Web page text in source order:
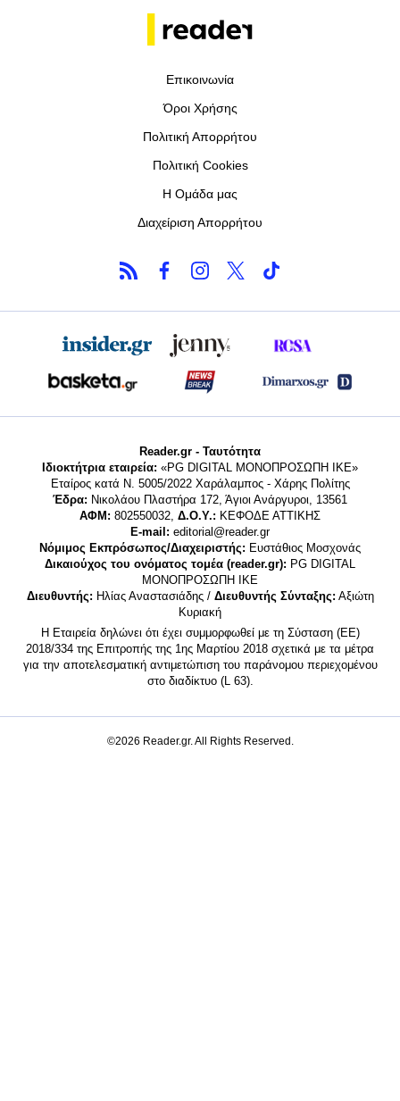
Επικοινωνία
Όροι Χρήσης
Πολιτική Απορρήτου
Πολιτική Cookies
Η Ομάδα μας
Διαχείριση Απορρήτου
Reader.gr - Ταυτότητα
Ιδιοκτήτρια εταιρεία: «PG DIGITAL MONΟΠΡΟΣΩΠΗ ΙΚΕ»
Εταίρος κατά Ν. 5005/2022 Χαράλαμπος - Χάρης Πολίτης
Έδρα: Νικολάου Πλαστήρα 172, Άγιοι Ανάργυροι, 13561
ΑΦΜ: 802550032, Δ.Ο.Υ.: ΚΕΦΟΔΕ ΑΤΤΙΚΗΣ
E-mail: editorial@reader.gr
Νόμιμος Εκπρόσωπος/Διαχειριστής: Ευστάθιος Μοσχονάς
Δικαιούχος του ονόματος τομέα (reader.gr): PG DIGITAL
MONΟΠΡΟΣΩΠΗ ΙΚΕ
Διευθυντής: Ηλίας Αναστασιάδης / Διευθυντής Σύνταξης: Αξιώτη
Κυριακή
Η Εταιρεία δηλώνει ότι έχει συμμορφωθεί με τη Σύσταση (ΕΕ)
2018/334 της Επιτροπής της 1ης Μαρτίου 2018 σχετικά με τα μέτρα
για την αποτελεσματική αντιμετώπιση του παράνομου περιεχομένου
στο διαδίκτυο (L 63).
©2026 Reader.gr. All Rights Reserved.